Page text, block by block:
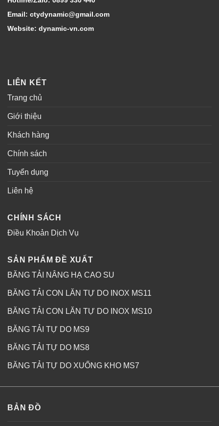
Email: ctydynamic@gmail.com
Website: dynamic-vn.com
LIÊN KẾT
Trang chủ
Giới thiệu
Khách hàng
Chính sách
Tuyển dụng
Liên hệ
CHÍNH SÁCH
Điều Khoản Dịch Vụ
SẢN PHẨM ĐỀ XUẤT
BĂNG TẢI NÂNG HẠ CAO SU
BĂNG TẢI CON LĂN TỰ DO INOX MS11
BĂNG TẢI CON LĂN TỰ DO INOX MS10
BĂNG TẢI TỰ DO MS9
BĂNG TẢI TỰ DO MS8
BĂNG TẢI TỰ DO XUỐNG KHO MS7
BẢN ĐỒ